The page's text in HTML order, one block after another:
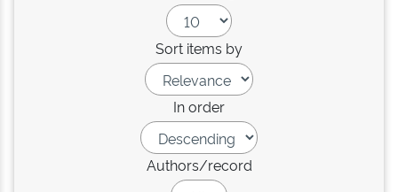
Sort items by
In order
Authors/record